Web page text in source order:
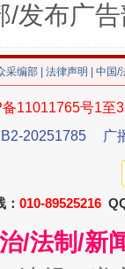
生
/发布广
采编部 法律声明 | 中国
11011765号1至
20251785
广
010-89525216
/法制/新